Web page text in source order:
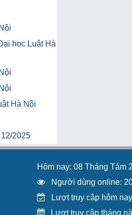
học Luật Hà
Hà Nội
2025
Hôm nay: 08 Tháng Tám
Người dùng online:
Lượt truy cập hôm
Lượt truy cập tháng